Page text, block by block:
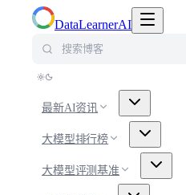
DataLearnerAI
最新AI资讯
大模型排行榜
大模型评测基准